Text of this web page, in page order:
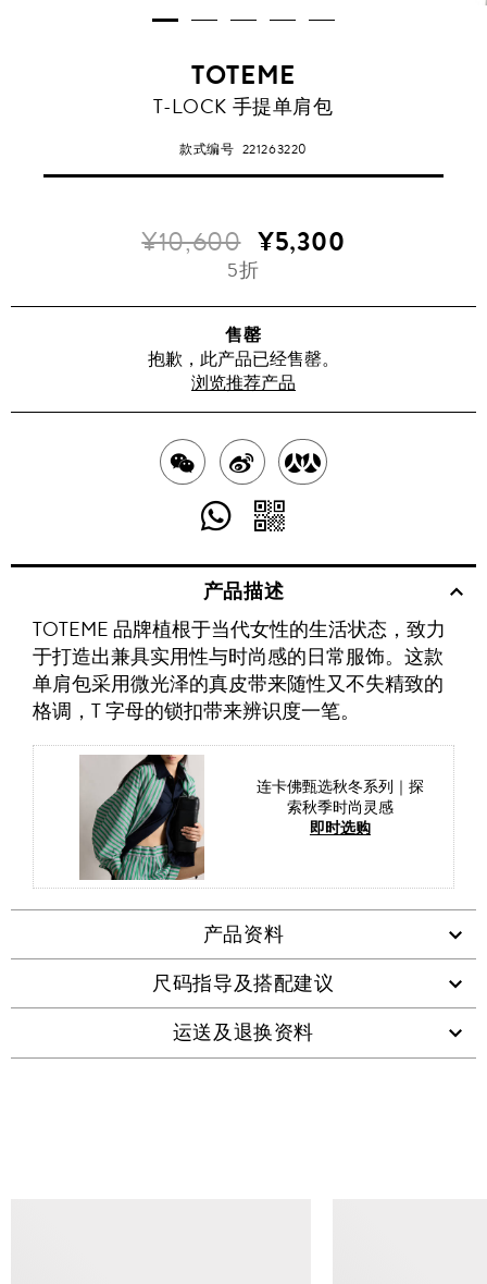
TOTEME
T-LOCK 手提单肩包
款式编号 221263220
¥10,600 ¥5,300
5折
售罄
抱歉，此产品已经售罄。
浏览推荐产品
分
享
WECHAT
分
享
WEIBO
分
分
享
至
WHATSAPP
享
维
码
产品描述
TOTEME 品牌植根于当代女性的生活状态，致力
于打造出兼具实用性与时尚感的日常服饰。这款
单肩包采用微光泽的真皮带来随性又不失精致的
格调，T 字母的锁扣带来辨识度一笔。
连卡佛甄选秋冬系列｜探
索秋季时尚灵感
即时选购
产品资料
尺码指导及搭配建议
运送及退换资料